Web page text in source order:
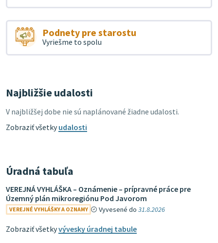
Podnety pre starostu
Vyriešme to spolu
Najbližšie udalosti
V najbližšej dobe nie sú naplánované žiadne udalosti.
Zobraziť všetkyudalosti
Úradná tabuľa
VEREJNÁ VYHLÁŠKA – Oznámenie – prípravné práce pre
Územný plán mikroregiónu Pod Javorom
VEREJNÉ VYHLÁŠKY A OZNAMY Vyvesené do31.8.2026
Zobraziť všetkyvývesky úradnej tabule